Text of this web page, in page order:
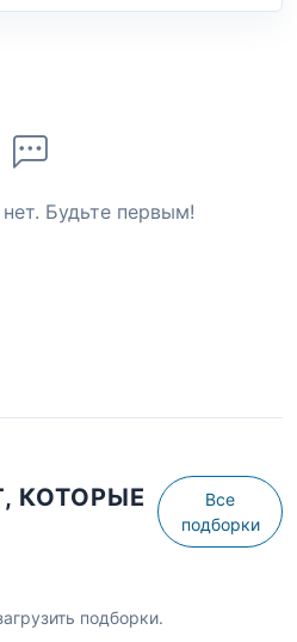
Будьте первым!
КОТОРЫЕ
Все
подборки
подборки.